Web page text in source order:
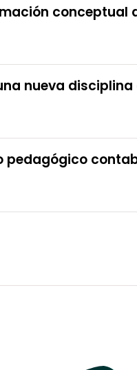
conceptual
nueva
pedagógico